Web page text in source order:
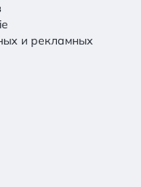
и рекламных